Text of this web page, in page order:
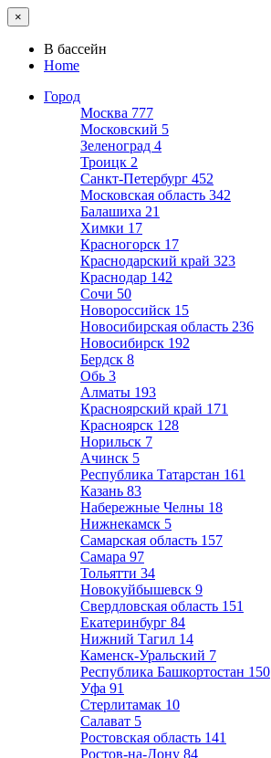
×
В бассейн
Home
Город
Москва 777
Московский 5
Зеленоград 4
Троицк 2
Санкт-Петербург 452
Московская область 342
Балашиха 21
Химки 17
Красногорск 17
Краснодарский край 323
Краснодар 142
Сочи 50
Новороссийск 15
Новосибирская область 236
Новосибирск 192
Бердск 8
Обь 3
Алматы 193
Красноярский край 171
Красноярск 128
Норильск 7
Ачинск 5
Республика Татарстан 161
Казань 83
Набережные Челны 18
Нижнекамск 5
Самарская область 157
Самара 97
Тольятти 34
Новокуйбышевск 9
Свердловская область 151
Екатеринбург 84
Нижний Тагил 14
Каменск-Уральский 7
Республика Башкортостан 150
Уфа 91
Стерлитамак 10
Салават 5
Ростовская область 141
Ростов-на-Дону 84